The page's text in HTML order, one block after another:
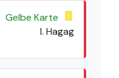
Gelbe Karte
I. Hagag